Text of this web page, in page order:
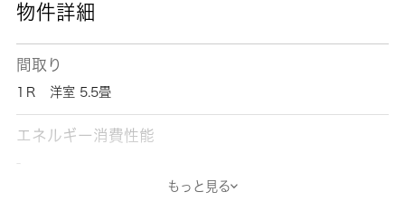
物件詳細
間取り
1Ｒ 洋室 5.5畳
エネルギー消費性能
-
もっと見る